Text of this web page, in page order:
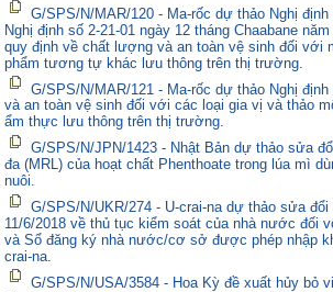
G/SPS/N/MAR/120 - Ma-rốc dự thảo Nghị
Nghị định số 2-21-01 ngày 12 tháng Chaabane
quy định về chất lượng và an toàn vệ sinh đối với
phẩm tương tự khác lưu thông trên thị trường.
G/SPS/N/MAR/121 - Ma-rốc dự thảo Nghị
và an toàn vệ sinh đối với các loại gia vị và thảo
ẩm thực lưu thông trên thị trường.
G/SPS/N/JPN/1423 - Nhật Bản dự thảo sửa
đa (MRL) của hoạt chất Phenthoate trong lúa mì
nuôi.
G/SPS/N/UKR/274 - U-crai-na dự thảo sửa
11/6/2018 về thủ tục kiểm soát của nhà nước đối
và Sổ đăng ký nhà nước/cơ sở được phép nhập
crai-na.
G/SPS/N/USA/3584 - Hoa Kỳ đề xuất hủy bỏ